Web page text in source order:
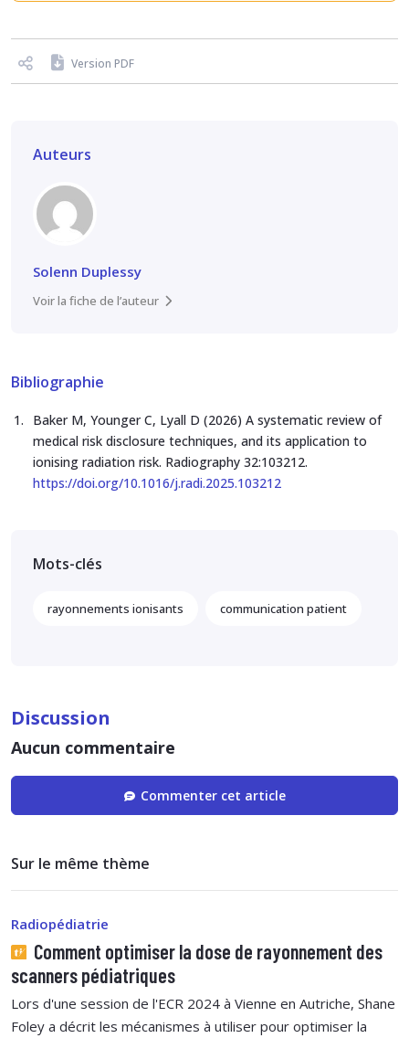
Version PDF
Auteurs
Solenn Duplessy
Voir la fiche de l’auteur
Bibliographie
Baker M, Younger C, Lyall D (2026) A systematic review of
medical risk disclosure techniques, and its application to
ionising radiation risk. Radiography 32:103212.
https://doi.org/10.1016/j.radi.2025.103212
Mots-clés
rayonnements ionisants communication patient
Discussion
Aucun commentaire
Commenter cet article
Sur le même thème
Radiopédiatrie
Comment optimiser la dose de rayonnement des
scanners pédiatriques
Lors d'une session de l'ECR 2024 à Vienne en Autriche, Shane
Foley a décrit les mécanismes à utiliser pour optimiser la